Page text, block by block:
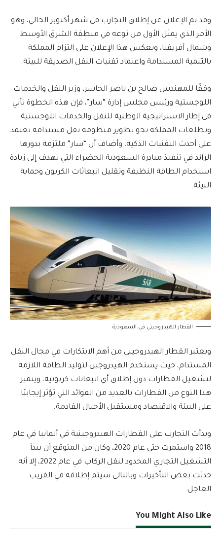
وقد تم الإعلان عن إطلاق التجارب في شهر أكتوبر الحالي، وهو
الأمر الذي يمثل الأول من نوعه في منطقة الشرق الأوسط
وشمال أفريقيا، ويعكس هذا الإعلان على التزام المملكة
بالتنمية المستدامة واعتماد تقنيات النقل الصديقة للبيئة.
وفقًا للمهندس صالح بن ناصر الجاسر، وزير النقل والخدمات
اللوجستية ورئيس مجلس إدارة “سار”، فإن هذه الخطوة تأتي
في إطار الاستراتيجية الوطنية للنقل والخدمات اللوجستية
وتطلعات المملكة نحو تطوير منظومة نقل مستدامة تعتمد
على أحدث التقنيات الذكية، وأضاف أن “سار” ملتزمة بدورها
الرائد في تنفيذ مبادرة السعودية الخضراء التي تهدف إلى زيادة
استخدام الطاقة النظيفة وتقليل انبعاثات الكربون وحماية
البيئة.
القطار الهيدروجيني في السعودية
ويعتبر القطار الهيدروجيني من أهم الابتكارات في مجال النقل
المستدام، حيث يستخدم الهيدروجين لتوليد الطاقة اللازمة
لتشغيل القطارات دون إطلاق أي انبعاثات كربونية، ويتميز
هذا النوع من القطارات بالعديد من الفوائد التي تؤثر إيجابيًا
على البيئة والاقتصاد ومستقبل الأجيال القادمة.
وبدأت التجارب على القطارات الهيدروجينية في ألمانيا في عام
2018 واستمرت حتى عام 2020، وكان من المتوقع أن يبدأ
التشغيل التجاري المحدود لنقل الركاب في عام 2022، إلا أنه
حدثت بعض التأخيرات وبالتالي سيتم إطلاقه في القريب
العاجل.
You Might Also Like